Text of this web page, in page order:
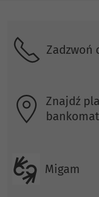
Zadzwoń
Znajdź
bankomat
Migam